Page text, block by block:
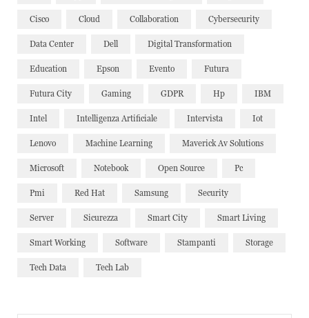
Cisco Cloud Collaboration Cybersecurity
Data Center Dell Digital Transformation
Education Epson Evento Futura
Futura City Gaming GDPR Hp IBM
Intel Intelligenza Artificiale Intervista Iot
Lenovo Machine Learning Maverick Av Solutions
Microsoft Notebook Open Source Pc
Pmi Red Hat Samsung Security
Server Sicurezza Smart City Smart Living
Smart Working Software Stampanti Storage
Tech Data Tech Lab